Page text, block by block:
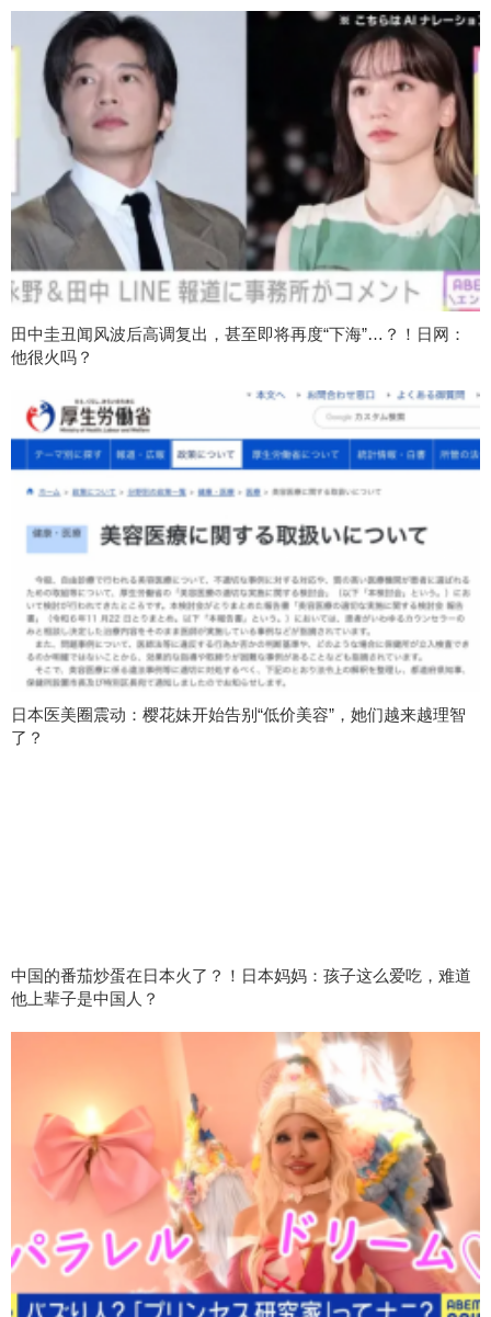
田中圭丑闻风波后高调复出，甚至即将再度“下海”…？！日网：
他很火吗？
日本医美圈震动：樱花妹开始告别“低价美容”，她们越来越理智
了？
中国的番茄炒蛋在日本火了？！日本妈妈：孩子这么爱吃，难道
他上辈子是中国人？